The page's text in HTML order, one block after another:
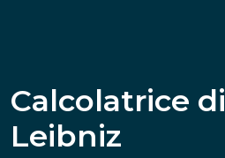
Calcolatrice di
Leibniz